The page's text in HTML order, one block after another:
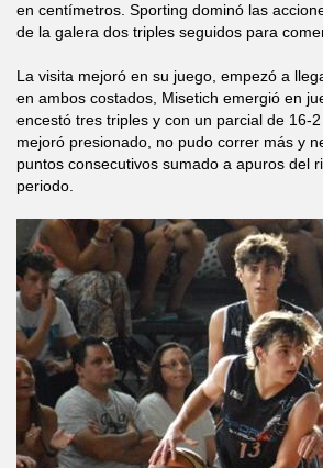
en centímetros. Sporting dominó las
de la galera dos triples seguidos para
La visita mejoró en su juego, empezó a
en ambos costados, Misetich emergió en
encestó tres triples y con un parcial de 16-
mejoró presionado, no pudo correr más y
puntos consecutivos sumado a apuros del
periodo.